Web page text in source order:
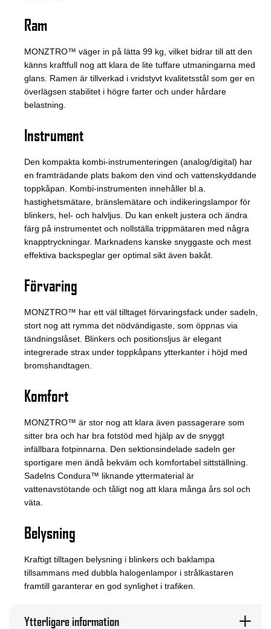
Ram
MONZTRO™ väger in på lätta 99 kg, vilket bidrar till att den
känns kraftfull nog att klara de lite tuffare utmaningarna med
glans. Ramen är tillverkad i vridstyvt kvalitetsstål som ger en
överlägsen stabilitet i högre farter och under hårdare
belastning.
Instrument
Den kompakta kombi-instrumenteringen (analog/digital) har
en framträdande plats bakom den vind och vattenskyddande
toppkåpan. Kombi-instrumenten innehåller bl.a.
hastighetsmätare, bränslemätare och indikeringslampor för
blinkers, hel- och halvljus. Du kan enkelt justera och ändra
färg på instrumentet och nollställa trippmätaren med några
knapptryckningar. Marknadens kanske snyggaste och mest
effektiva backspeglar ger optimal sikt även bakåt.
Förvaring
MONZTRO™ har ett väl tilltaget förvaringsfack under sadeln,
stort nog att rymma det nödvändigaste, som öppnas via
tändningslåset. Blinkers och positionsljus är elegant
integrerade strax under toppkåpans ytterkanter i höjd med
bromshandtagen.
Komfort
MONZTRO™ är stor nog att klara även passagerare som
sitter bra och har bra fotstöd med hjälp av de snyggt
infällbara fotpinnarna. Den sektionsindelade sadeln ger
sportigare men ändå bekväm och komfortabel sittställning.
Sadelns Condura™ liknande yttermaterial är
vattenavstötande och tåligt nog att klara många års sol och
väta.
Belysning
Kraftigt tilltagen belysning i blinkers och baklampa
tillsammans med dubbla halogenlampor i strålkastaren
framtill garanterar en god synlighet i trafiken.
Ytterligare information